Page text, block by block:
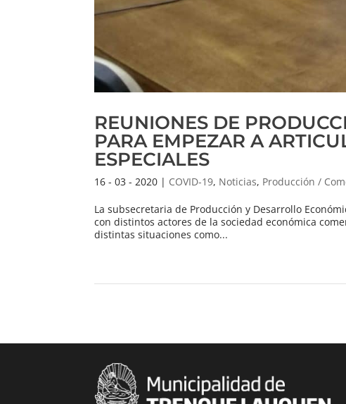
REUNIONES DE
PARA EMPEZAR A
ESPECIALES
16 - 03 - 2020 | COVID-19, Noticias, Producción /
La subsecretaria de Producción y Desarrollo
con distintos actores de la sociedad económica
distintas situaciones como...